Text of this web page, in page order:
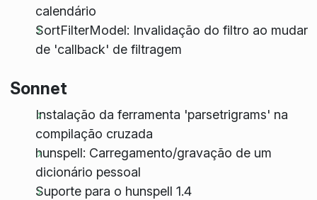
calendário
SortFilterModel: Invalidação do filtro ao mudar
de 'callback' de filtragem
Sonnet
Instalação da ferramenta 'parsetrigrams' na
compilação cruzada
hunspell: Carregamento/gravação de um
dicionário pessoal
Suporte para o hunspell 1.4